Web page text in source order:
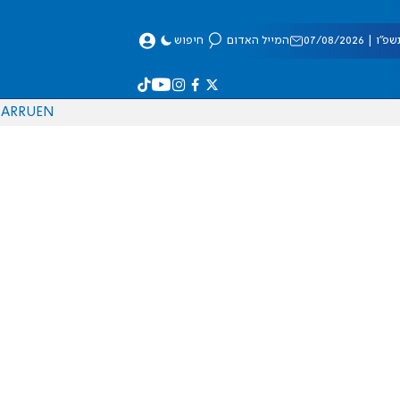
08/2026 המייל האדום חיפוש
EN
RU
AR